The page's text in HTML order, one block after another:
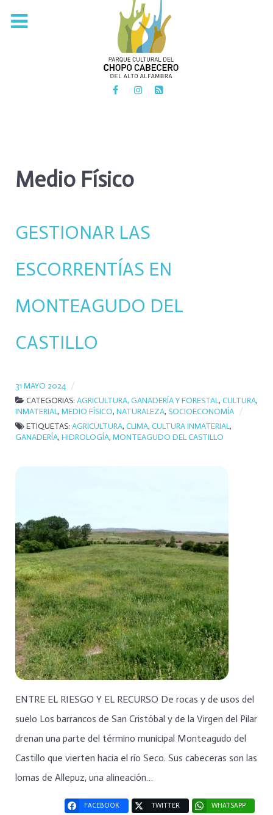
PARQUE CULTURAL DEL
CHOPO CABECERO
DEL ALTO ALFAMBRA
Medio Físico
GESTIONAR LAS
ESCORRENTÍAS EN
MONTEAGUDO DEL
CASTILLO
31 MAYO 2024
CATEGORIAS: AGRICULTURA, GANADERÍA Y FORESTAL, CULTURA,
INMATERIAL, MEDIO FÍSICO, NATURALEZA, SOCIOECONOMÍA
ETIQUETAS: AGRICULTURA, CLIMA, CULTURA INMATERIAL,
GANADERÍA, HIDROLOGÍA, MONTEAGUDO DEL CASTILLO
ENTRE EL RIESGO Y EL RECURSO De rocas y de usos del
suelo Los barrancos de San Cristóbal y de la Virgen del Pilar
drenan una parte del término municipal Monteagudo del
Castillo que vierten hacia el río Seco. Sus cabeceras son las
lomas de Allepuz, una alineación…
FACEBOOK TWITTER WHATSAPP